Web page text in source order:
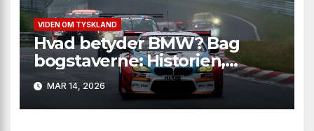
VIDEN OM TYSKLAND
Hvad betyder BMW? Bag
bogstaverne: Historien,
logoet og magien bag
mærket
MAR 14, 2026